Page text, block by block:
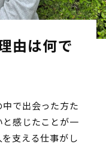
由は何で
で出会った方た
感じたことが一
支える仕事がし